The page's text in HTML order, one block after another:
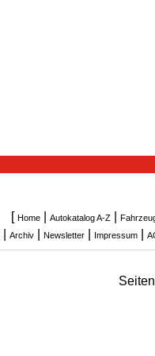
[ Home| Autokatalog A-Z|
Archiv Newsletter Impressum